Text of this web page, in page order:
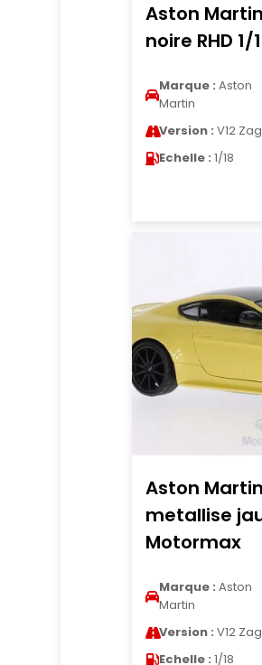
Aston
noire RHD 1/
Marque : Aston
Martin
Version : V12
Echelle : 1/18
Aston
metallise
Motormax
Marque : Aston
Martin
Version : V12
Echelle : 1/18